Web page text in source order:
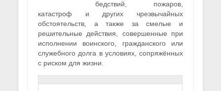
бедствий, пожаров,
катастроф и других чрезвычайных
обстоятельств, а также за смелые и
решительные действия, совершенные при
исполнении воинского, гражданского или
служебного долга в условиях, сопряжённых
с риском для жизни.